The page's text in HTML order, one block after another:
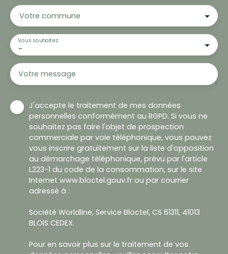
Votre commune
-
Vous souhaitez
Votre message
J'accepte le traitement de mes données
personnelles conformément au RGPD. Si vous ne
souhaitez pas faire l'objet de prospection
commerciale par voie téléphonique, vous pouvez
vous inscrire gratuitement sur la liste d'opposition
au démarchage téléphonique, prévu par l'article
L223-1 du code de la consommation, sur le site
Internet www.bloctel.gouv.fr ou par courrier
adressé à :
Société Worldline, Service Bloctel, CS 61311, 41013
BLOIS CEDEX.
Pour en savoir plus sur le traitement de vos